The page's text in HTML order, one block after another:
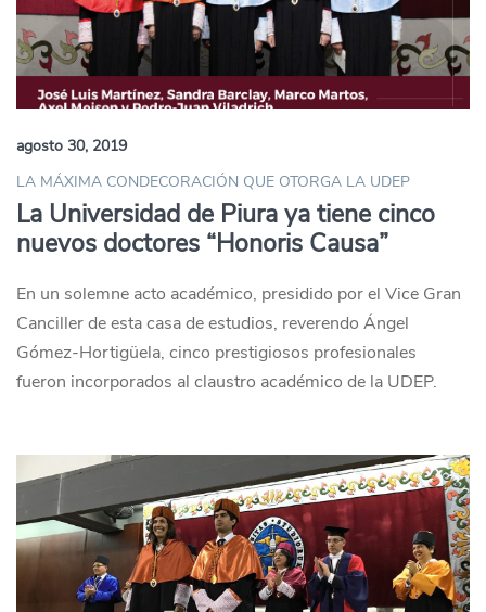
agosto 30, 2019
LA MÁXIMA CONDECORACIÓN QUE OTORGA LA UDEP
La Universidad de Piura ya tiene cinco
nuevos doctores “Honoris Causa”
En un solemne acto académico, presidido por el Vice Gran
Canciller de esta casa de estudios, reverendo Ángel
Gómez-Hortigüela, cinco prestigiosos profesionales
fueron incorporados al claustro académico de la UDEP.